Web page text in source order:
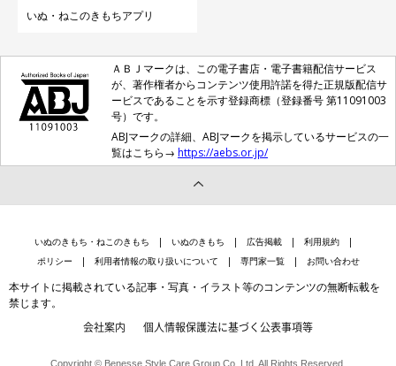
体の先端に色がつく「シールポイント」、しま模様が入った「リ
ンクスポイント」、先端に２色入る「トーティポイント」など、
同じ「ポイント」柄でもよ～く見ると違いがあるんです。
次は、「シェーテッド」について紹介します♪
いぬ・ねこのきもちアプリ
ＡＢＪマークは、この電子書店・電子書籍配信サービス
が、著作権者からコンテンツ使用許諾を得た正規版配信サ
ービスであることを示す登録商標（登録番号 第11091003
号）です。
ABJマークの詳細、ABJマークを掲示しているサービスの一
覧はこちら→ https://aebs.or.jp/
いぬのきもち・ねこのきもち いぬのきもち 広告掲載
利用規約
ポリシー
利用者情報の取り扱いについて 専門家一覧 お問い合わせ
本サイトに掲載されている記事・写真・イラスト等のコンテンツの無断転載を
禁じます。
会社案内 個人情報保護法に基づく公表事項等
Copyright © Benesse Style Care Group Co.,Ltd. All Rights Reserved.